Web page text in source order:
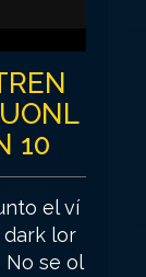
10
el ví
lor
No se ol